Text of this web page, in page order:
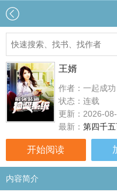
王婿
作者：一起成功
状态：连载
更新：2026-
最新： 第四千
开始阅读
内容简介